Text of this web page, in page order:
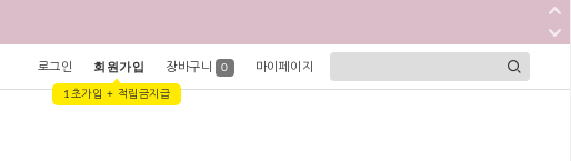
로그인 회원가입
1초가입 + 적립금지급
장바구니 0 마이페이지